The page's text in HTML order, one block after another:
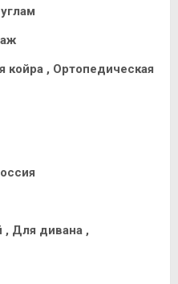
койра , Ортопедическая
, Для дивана ,